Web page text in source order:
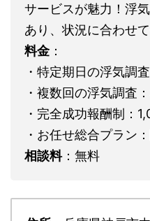
サービスが魅力！浮
あり、状況に合わせ
料金：
・特定期日の浮気調
・複数回の浮気調査
・完全成功報酬制：
・お任せ総合プラン
相談料：無料